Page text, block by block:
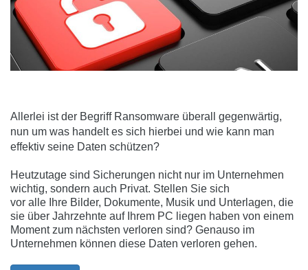
Allerlei ist der Begriff Ransomware überall gegenwärtig,
nun um was handelt es sich hierbei und wie kann man
effektiv seine Daten schützen?
Heutzutage sind Sicherungen nicht nur im Unternehmen
wichtig, sondern auch Privat. Stellen Sie sich
vor alle Ihre Bilder, Dokumente, Musik und Unterlagen, die
sie über Jahrzehnte auf Ihrem PC liegen haben von einem
Moment zum nächsten verloren sind? Genauso im
Unternehmen können diese Daten verloren gehen.